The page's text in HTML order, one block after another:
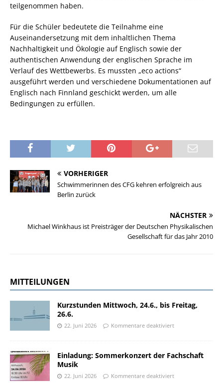
teilgenommen haben.
Für die Schüler bedeutete die Teilnahme eine
Auseinandersetzung mit dem inhaltlichen Thema
Nachhaltigkeit und Ökologie auf Englisch sowie der
authentischen Anwendung der englischen Sprache im
Verlauf des Wettbewerbs. Es mussten „eco actions“
ausgeführt werden und verschiedene Dokumentationen auf
Englisch nach Finnland geschickt werden, um alle
Bedingungen zu erfüllen.
VORHERIGER
Schwimmerinnen des CFG kehren erfolgreich aus
Berlin zurück
NÄCHSTER
Michael Winkhaus ist Preisträger der Deutschen Physikalischen
Gesellschaft für das Jahr 2010
MITTEILUNGEN
Kurzstunden Mittwoch, 24.6., bis Freitag,
26.6.
22. Juni 2026 Kommentare deaktiviert
Einladung: Sommerkonzert der Fachschaft
Musik
22. Juni 2026 Kommentare deaktiviert